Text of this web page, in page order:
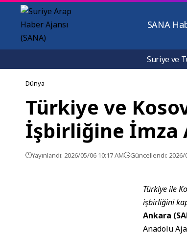
SANA
Suriye ve
Dünya
Türkiye ve
İşbirliğine İmza
Yayınlandı: 2026/05/06 10:17 AM Güncellendi: 2026/
Türkiye ile
işbirliğini
Ankara
Anadolu